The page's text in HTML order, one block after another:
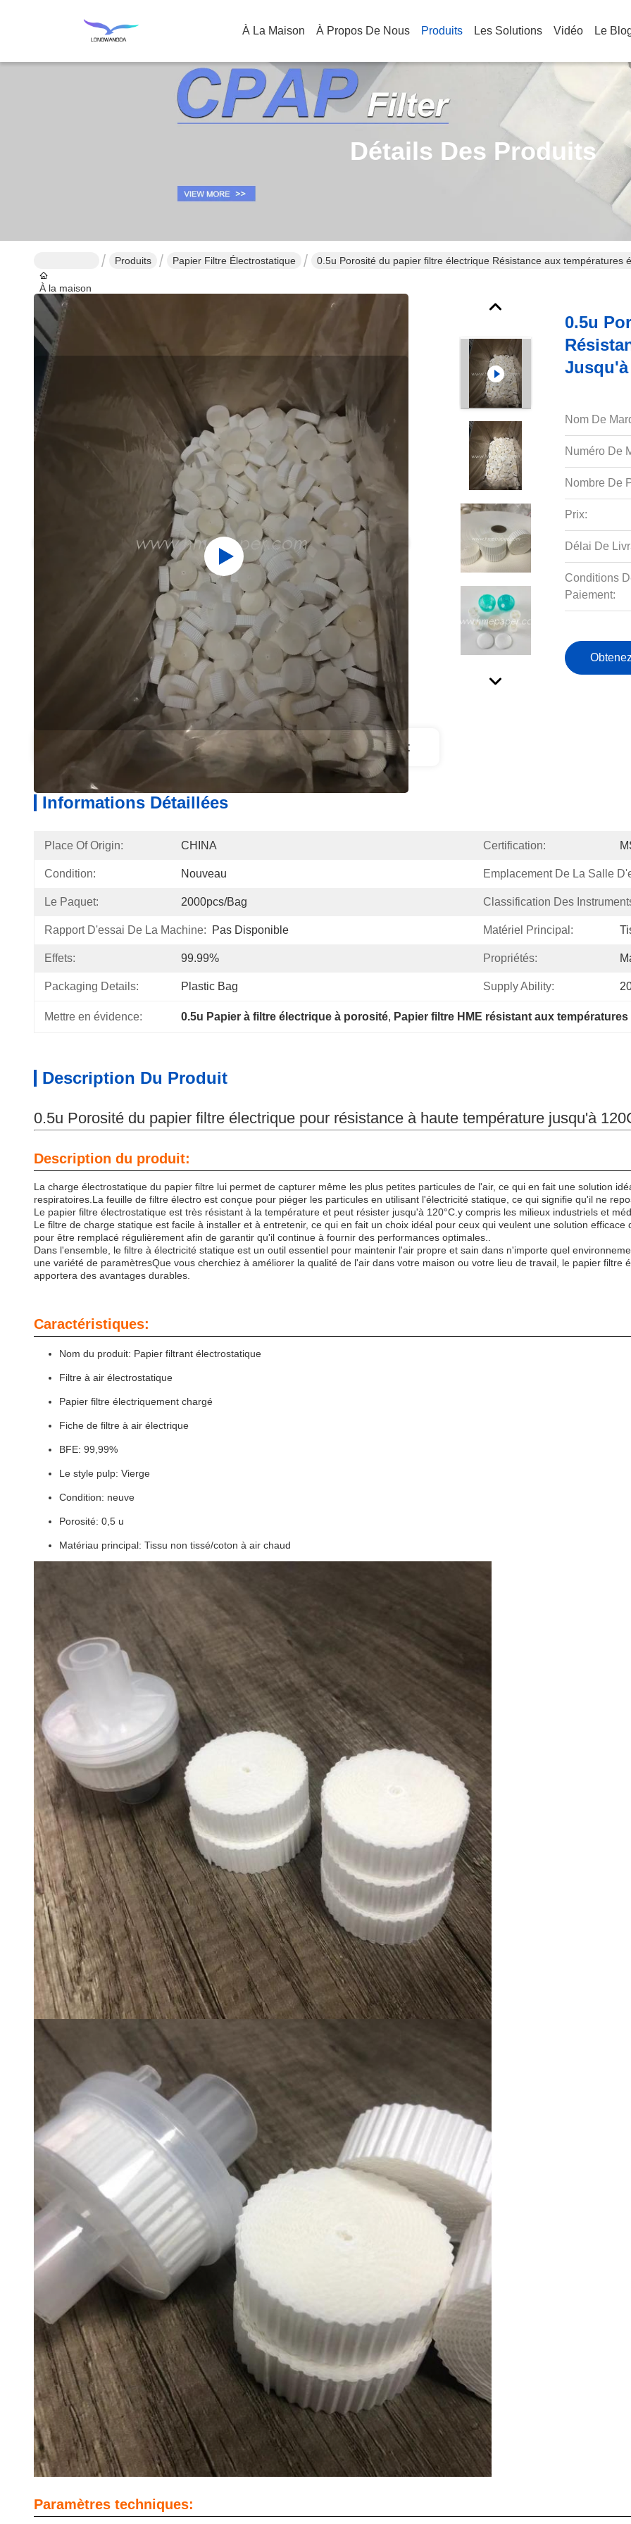
À La Maison À Propos De Nous Produits Les Solutions Vidéo Le
Détails Des Produits
À la maison
Produits Papier Filtre Électrostatique 0.5u Porosité du papier filtre électrique Résistance aux températures
0.5u
Jusqu'à
Nom De
Numéro De
Nombre De
Prix:
Délai De
Conditions
Paiement:
Informations Détaillées Description Du Produit
Informations Détaillées
Place Of Origin: CHINA Certification:
Condition: Nouveau Emplacement De La Salle
Le Paquet: 2000pcs/bag Classification Des
Rapport D'essai De La Machine: Pas Disponible Matériel Principal:
Effets: 99.99% Propriétés:
Packaging Details: Plastic Bag Supply Ability:
Mettre en évidence: 0.5u Papier à filtre électrique à porosité, Papier filtre HME résistant aux températures
Description Du Produit
0.5u Porosité du papier filtre électrique pour résistance à haute température jusqu'à
Description du produit:
La charge électrostatique du papier filtre lui permet de capturer même les plus petites particules de l'air, ce qui en fait une solution
respiratoires.La feuille de filtre électro est conçue pour piéger les particules en utilisant l'électricité statique, ce qui signifie qu'il ne
Le papier filtre électrostatique est très résistant à la température et peut résister jusqu'à 120°C.y compris les milieux industriels et
Le filtre de charge statique est facile à installer et à entretenir, ce qui en fait un choix idéal pour ceux qui veulent une solution
pour être remplacé régulièrement afin de garantir qu'il continue à fournir des performances optimales..
Dans l'ensemble, le filtre à électricité statique est un outil essentiel pour maintenir l'air propre et sain dans n'importe quel
une variété de paramètresQue vous cherchiez à améliorer la qualité de l'air dans votre maison ou votre lieu de travail, le papier filtre
apportera des avantages durables.
Caractéristiques:
Nom du produit: Papier filtrant électrostatique
Filtre à air électrostatique
Papier filtre électriquement chargé
Fiche de filtre à air électrique
BFE: 99,99%
Le style pulp: Vierge
Condition: neuve
Porosité: 0,5 u
Matériau principal: Tissu non tissé/coton à air chaud
Paramètres techniques: